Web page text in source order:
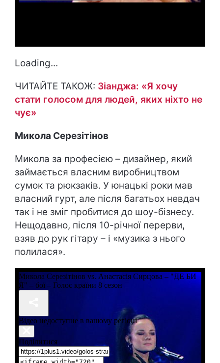
Loading...
ЧИТАЙТЕ ТАКОЖ: Зіанджа: «Я хочу
стати голосом для людей, яких ніхто не
чує»
Микола Серезітінов
Микола за професією – дизайнер, який
займається власним виробництвом
сумок та рюкзаків. У юнацькі роки мав
власний гурт, але після багатьох невдач
так і не зміг пробитися до шоу-бізнесу.
Нещодавно, після 10-річної перерви,
взяв до рук гітару – і «музика з нього
полилася».